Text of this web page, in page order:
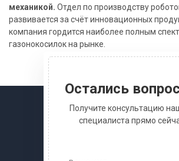
механикой. Отдел по производству
развивается за счёт инновационных
компания гордится наиболее полным
газонокосилок на рынке.
Остались
Получите консультацию
специалиста прямо